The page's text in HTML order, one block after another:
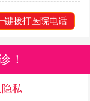
键拨打医院电话
！
私